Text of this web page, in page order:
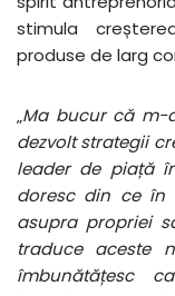
stimula
produse de larg
„Ma bucur că m-
dezvolt strategii
leader de piață
doresc din ce
asupra propriei
traduce aceste
îmbunătățesc